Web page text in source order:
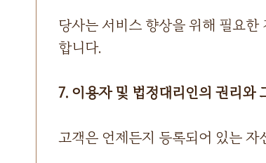
당사는 서비스 향상을 위해 필요
합니다.
7. 이용자 및 법정대리인의 권리와
고객은 언제든지 등록되어 있는